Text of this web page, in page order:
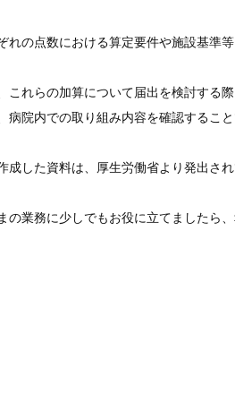
れの点数における算定要件や施設基準
これらの加算について届出を検討する
病院内での取り組み内容を確認するこ
成した資料は、厚生労働省より発出さ
の業務に少しでもお役に立てましたら、